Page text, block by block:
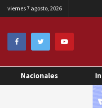
viernes 7 agosto, 2026
Nacionales